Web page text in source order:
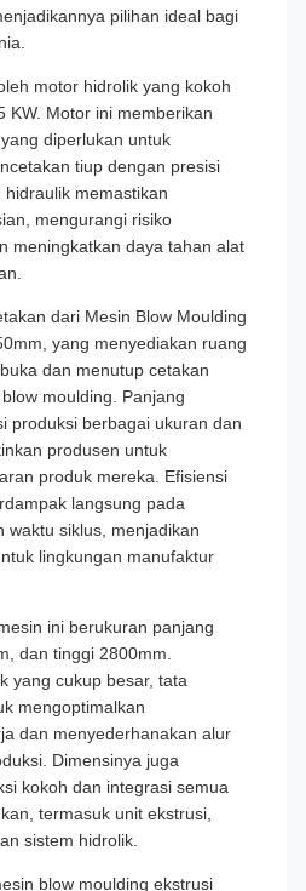
pilihan ideal bagi
motor hidrolik yang kokoh
KW. Motor ini memberikan
diperlukan untuk
tiup dengan presisi
memastikan
mengurangi risiko
meningkatkan daya tahan alat
dari Mesin Blow Moulding
yang menyediakan ruang
dan menutup cetakan
moulding. Panjang
produksi berbagai ukuran dan
produsen untuk
produk mereka. Efisiensi
langsung pada
waktu siklus, menjadikan
lingkungan manufaktur
ini berukuran panjang
dan tinggi 2800mm.
yang cukup besar, tata
mengoptimalkan
dan menyederhanakan alur
Dimensinya juga
kokoh dan integrasi semua
termasuk unit ekstrusi,
sistem hidrolik.
blow moulding ekstrusi